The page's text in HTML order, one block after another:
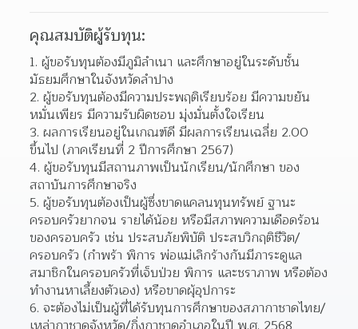
คุณสมบัติผู้รับทุน:
1. ผู้ขอรับทุนต้องมีภูมิลำเนา และศึกษาอยู่ในระดับชั้น
มัธยมศึกษาในจังหวัดลำปาง
2. ผู้ขอรับทุนต้องมีความประพฤติเรียบร้อย มีความขยัน
หมั่นเพียร มีความรับผิดชอบ มุ่งมั่นตั้งใจเรียน
3. ผลการเรียนอยู่ในเกณฑ์ดี มีผลการเรียนเฉลี่ย 2.00
ขึ้นไป (ภาคเรียนที่ 2 ปีการศึกษา 2567)
4. ผู้ขอรับทุนมีสถานภาพเป็นนักเรียน/นักศึกษา ของ
สถาบันการศึกษาจริง
5. ผู้ขอรับทุนต้องเป็นผู้ซึ่งขาดแคลนทุนทรัพย์ ฐานะ
ครอบครัวยากจน รายได้น้อย หรือมีสภาพความเดือดร้อน
ของครอบครัว เช่น ประสบภัยพิบัติ ประสบวิกฤติชีวิต/
ครอบครัว (กำพร้า พิการ พ่อแม่เลิกร้างกันมีภาระดูแล
สมาชิกในครอบครัวที่เจ็บป่วย พิการ และชราภาพ หรือต้อง
ทำงานหาเลี้ยงตัวเอง) หรือขาดผุ้อุปการะ
6. จะต้องไม่เป็นผู้ที่ได้รับทุนการศึกษาของสภากาชาดไทย/